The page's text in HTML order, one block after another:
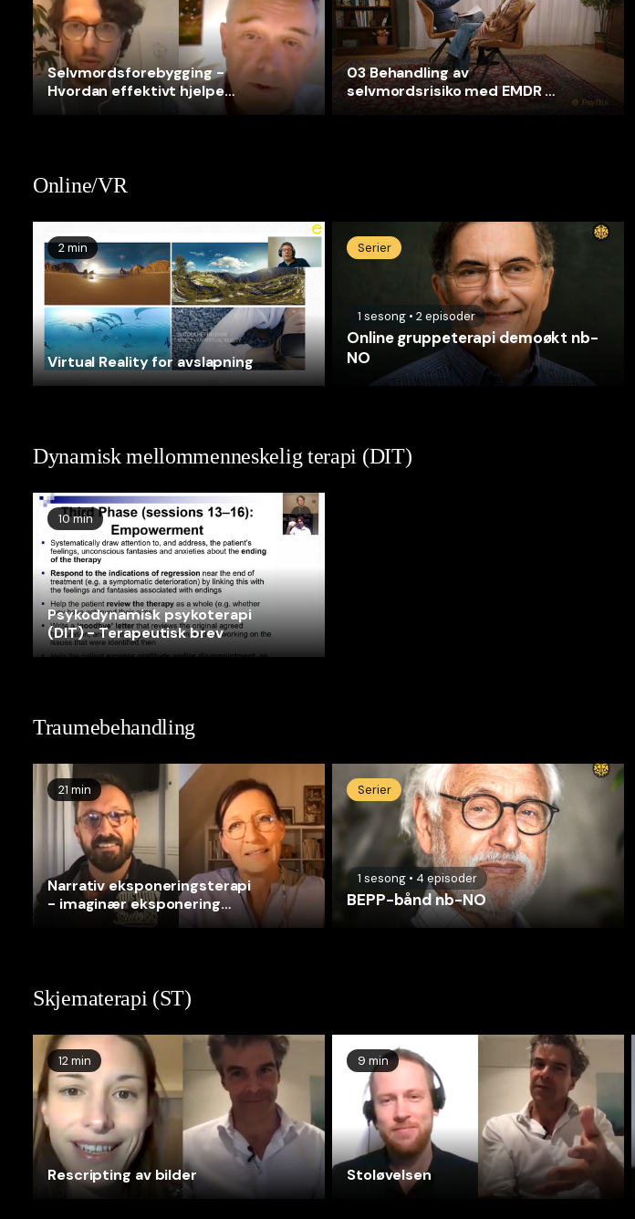
Selvmordsforebygging -
Hvordan effektivt hjelpe
suicidale pasienter
03 Behandling av
selvmordsrisiko med EMDR -
økt 2
Online/VR
2 min
Virtual Reality for avslapning
Serier
1 sesong• 2episoder
Online gruppeterapi demoøkt nb-
NO
Dynamisk mellommenneskelig terapi (DIT)
10 min
Psykodynamisk psykoterapi
(DIT) - Terapeutisk brev
Traumebehandling
21 min
Narrativ eksponeringsterapi
- imaginær eksponering
Serier
1 sesong• 4 episoder
BEPP-bånd nb-NO
Skjematerapi (ST)
12 min
Rescripting av bilder
9 min
Stoløvelsen